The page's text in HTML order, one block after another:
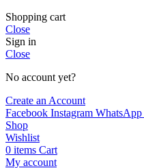
Shopping cart
Close
Sign in
Close
No account yet?
Create an Account
Facebook Instagram WhatsApp
Shop
Wishlist
0 items Cart
My account